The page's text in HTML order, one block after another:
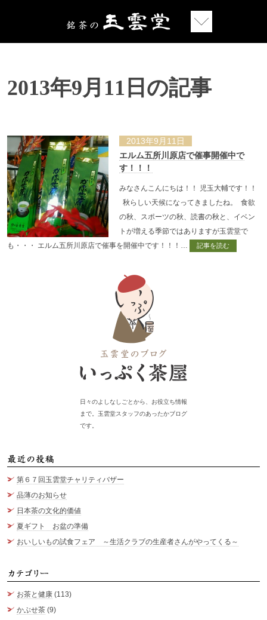
2013年9月11日の記事
2013年9月11日
エルム五所川原店で催事開催中で
す！！！
みなさんこんにちは！！ 児玉大輔です！！
秋らしい天候になってきましたね。 食欲
の秋、スポーツの秋、読書の秋と、イベン
トが増える季節ではありますが玉雲堂で
も・・・ エルム五所川原店で催事を開催中です！！！…
記事を読む
日々のよしなしごとから、お役立ち情報
まで。玉雲堂スタッフのあったかブログ
です。
第６７回玉雲堂チャリティバザー
品薄のお知らせ
日本茶の文化的価値
夏ギフト お盆の準備
おいしいもの試食フェア ～生活クラブの生産者さんがやってくる～
お茶と健康 (113)
かぶせ茶 (9)